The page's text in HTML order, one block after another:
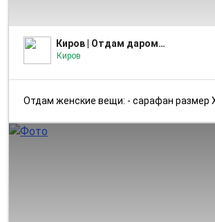
Киров | Отдам даром | Вятка
Киров
Отдам женские вещи: - сарафан размер XS - рубашка